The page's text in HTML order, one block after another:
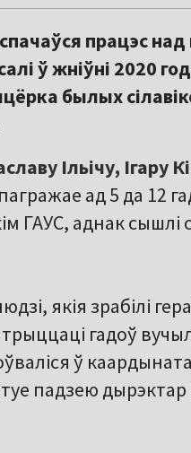
працэс
ў жніўні 2020
былых
Ільічу, Ігару
пагражае ад 5 да 12
ГАУС, аднак сышлі
якія зрабілі
гадоў
ў
падзею дырэктар